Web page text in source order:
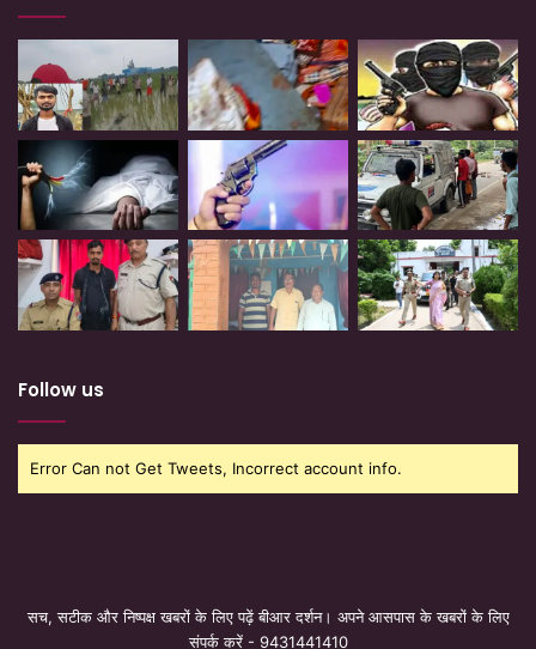
Follow us
Error Can not Get Tweets, Incorrect account info.
सच, सटीक और निष्पक्ष खबरों के लिए पढ़ें बीआर दर्शन। अपने आसपास के खबरों के लिए
संपर्क करें - 9431441410